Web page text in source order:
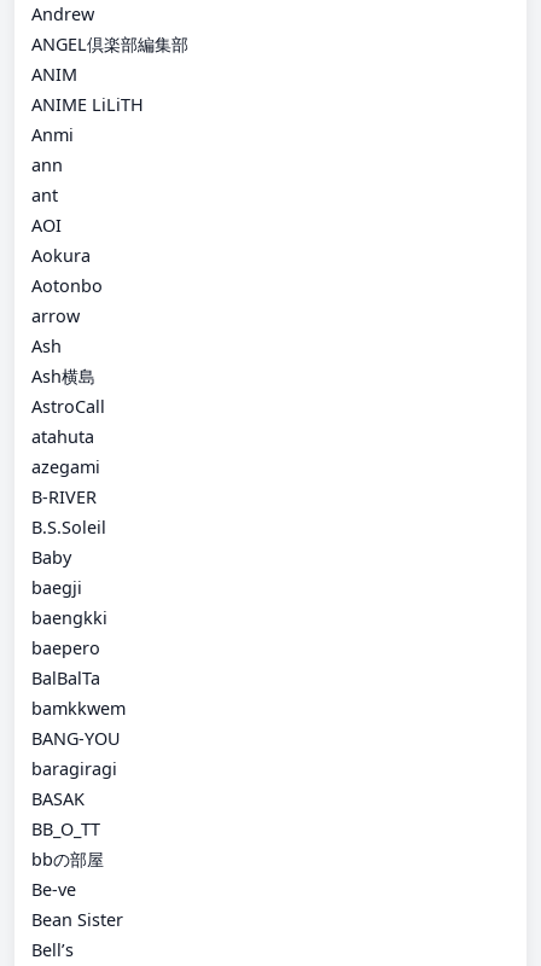
Andrew
ANGEL倶楽部編集部
ANIM
ANIME LiLiTH
Anmi
ann
ant
AOI
Aokura
Aotonbo
arrow
Ash
Ash横島
AstroCall
atahuta
azegami
B-RIVER
B.S.Soleil
Baby
baegji
baengkki
baepero
BalBalTa
bamkkwem
BANG-YOU
baragiragi
BASAK
BB_O_TT
bbの部屋
Be-ve
Bean Sister
Bell’s